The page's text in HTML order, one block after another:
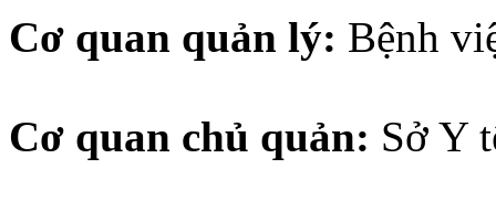
Cơ quan quản lý: Bệnh
Cơ quan chủ quản: Sở Y